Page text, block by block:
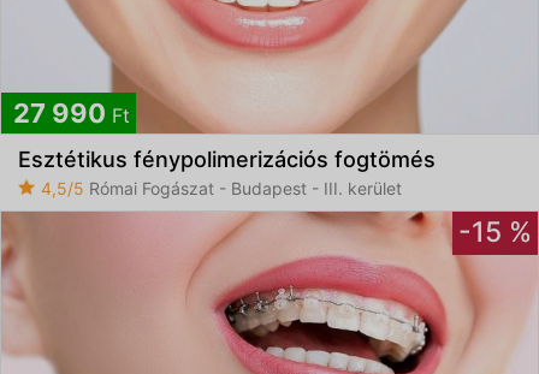
27 990 Ft
Esztétikus fénypolimerizációs fogtömés
4,5/5 Római Fogászat - Budapest - III. kerület
-15 %